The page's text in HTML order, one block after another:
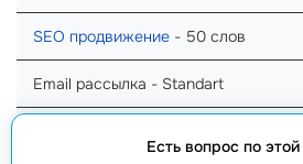
SEO продвижение - 50 слов
Email рассылка - Standart
Есть вопрос по